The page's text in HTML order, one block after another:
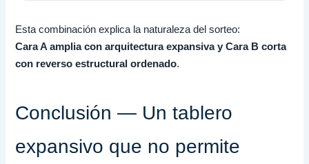
Esta combinación explica la naturaleza del sorteo:
Cara A amplia con arquitectura expansiva y Cara B corta
con reverso estructural ordenado.
Conclusión — Un tablero
expansivo que no permite